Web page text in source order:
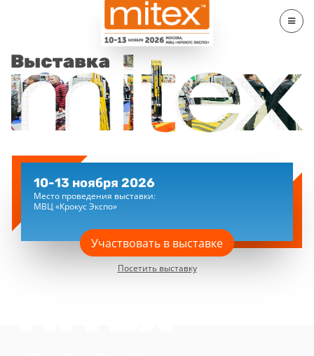
10-13 ноября 2026
Место проведения выставки:
МВЦ «Крокус Экспо»
Участвовать в выставке
Посетить выставку